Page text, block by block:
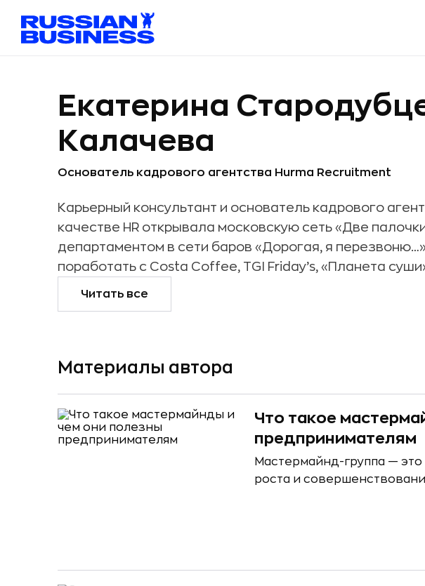
Екатерина
Калачева
Основатель кадрового агентства Hurma Recruitment
Карьерный консультант и основатель кадрового
качестве HR открывала московскую сеть «Две
департаментом в сети баров «Дорогая, я
поработать с Costa Coffee, TGI Friday’s, «Планета
Читать все
Материалы автора
Что такое
предпринимателям
Мастермайнд-группа —
роста и